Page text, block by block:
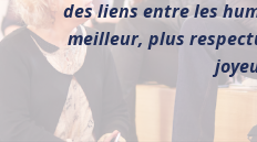
des liens entre les
meilleur, plus